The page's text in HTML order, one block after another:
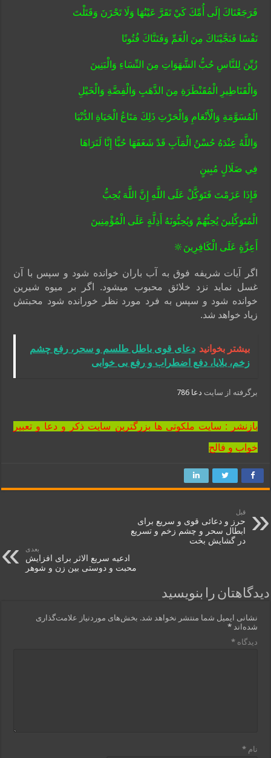
فَرَجَعْنَاكَ إِلَى أُمِّكَ كَيْ تَقَرَّ عَيْنُهَا وَلَا تَحْزَنَ وَقَتَلْتَ
نَفْسًا فَنَجَّيْنَاكَ مِنَ الْغَمِّ وَفَتَنَّاكَ فُتُونًا
زُيِّنَ لِلنَّاسِ حُبُّ الشَّهَوَاتِ مِنَ النِّسَاءِ وَالْبَنِينَ
وَالْقَنَاطِيرِ الْمُقَنْطَرَةِ مِنَ الذَّهَبِ وَالْفِضَّةِ وَالْخَيْلِ
الْمُسَوَّمَةِ وَالْأَنْعَامِ وَالْحَرْثِ ذَلِكَ مَتَاعُ الْحَيَاةِ الدُّنْيَا
وَاللَّهُ عِنْدَهُ حُسْنُ الْمَآبِ قَدْ شَغَفَهَا حُبًّا إِنَّا لَنَرَاهَا
فِي ضَلَالٍ مُبِينٍ
فَإِذَا عَزَمْتَ فَتَوَكَّلْ عَلَى اللَّهِ إِنَّ اللَّهَ يُحِبُّ
الْمُتَوَكِّلِينَ يُحِبُّهُمْ وَيُحِبُّونَهُ أَذِلَّةٍ عَلَى الْمُؤْمِنِينَ
أَعِزَّةٍ عَلَى الْكَافِرِينَ🔆
اگر آیات شریفه فوق به آب باران خوانده شود و سپس با آن
غسل نماید نزد خلائق محبوب میشود. اگر بر میوه شیرین
خوانده شود و سپس به فرد مورد نظر خورانده شود محبتش
زیاد خواهد شد.
بیشتر بخوانید دعای قوی باطل طلسم و سحر، رفع چشم
زخم، بلایا، دفع اضطراب و رفع بی خوابی
برگرفته از سایت دعا 786
بازنشر : سایت ملکوتی ها بزرگترین سایت ذکر و دعا و تعبیر
خواب و فالح
قبل
حرز و دعائی قوی و سریع برای
ابطال سحر و چشم زخم و تسریع
در گشایش بخت
بعدی
ادعیه سریع الاثر برای افزایش
محبت و دوستی بین زن و شوهر
دیدگاهتان را بنویسید
نشانی ایمیل شما منتشر نخواهد شد. بخش‌های موردنیاز علامت‌گذاری
شده‌اند*
دیدگاه*
نام*